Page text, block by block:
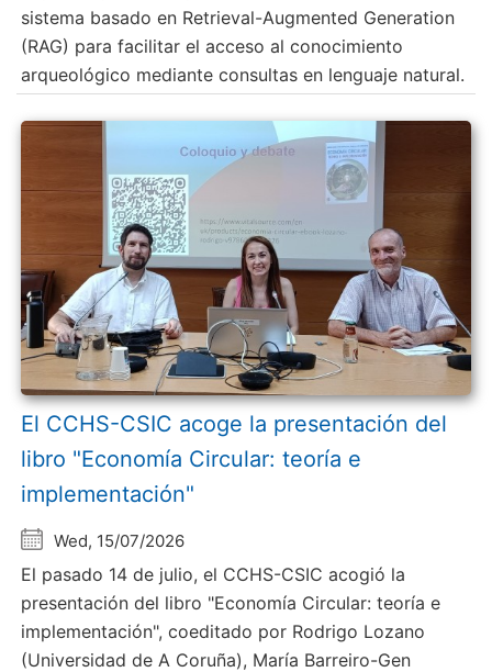
sistema basado en Retrieval-Augmented Generation
(RAG) para facilitar el acceso al conocimiento
arqueológico mediante consultas en lenguaje natural.
El CCHS-CSIC acoge la presentación del
libro "Economía Circular: teoría e
implementación"
Wed, 15/07/2026
El pasado 14 de julio, el CCHS-CSIC acogió la
presentación del libro "Economía Circular: teoría e
implementación", coeditado por Rodrigo Lozano
(Universidad de A Coruña), María Barreiro-Gen